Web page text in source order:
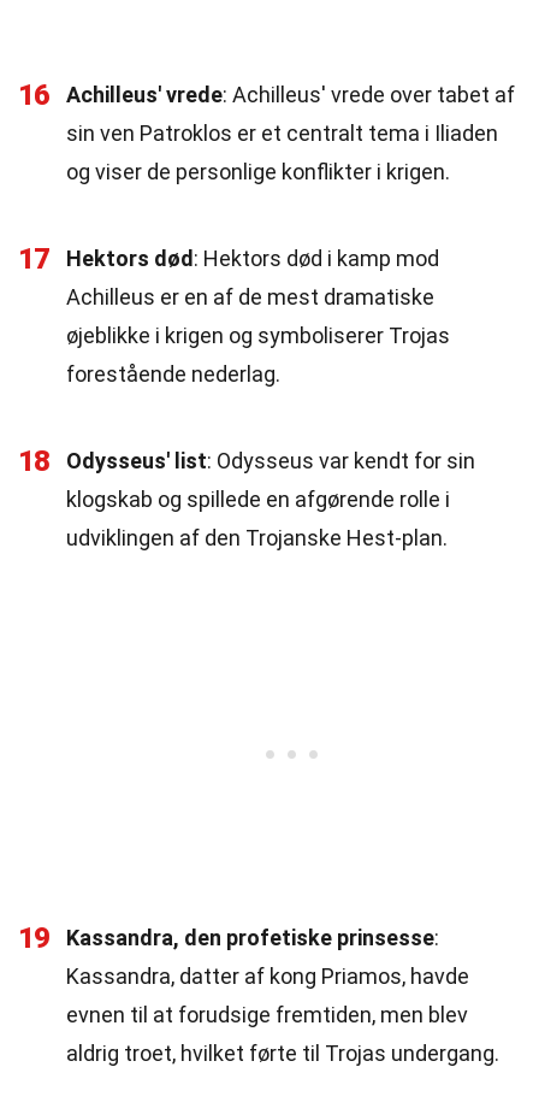
16 Achilleus' vrede: Achilleus' vrede over tabet af
sin ven Patroklos er et centralt tema i Iliaden
og viser de personlige konflikter i krigen.
17 Hektors død : Hektors død i kamp mod
Achilleus er en af de mest dramatiske
øjeblikke i krigen og symboliserer Trojas
forestående nederlag.
18 Odysseus' list: Odysseus var kendt for sin
klogskab og spillede en afgørende rolle i
udviklingen af den Trojanske Hest-plan.
19 Kassandra, den profetiske prinsesse:
Kassandra, datter af kong Priamos, havde
evnen til at forudsige fremtiden, men blev
aldrig troet, hvilket førte til Trojas undergang.